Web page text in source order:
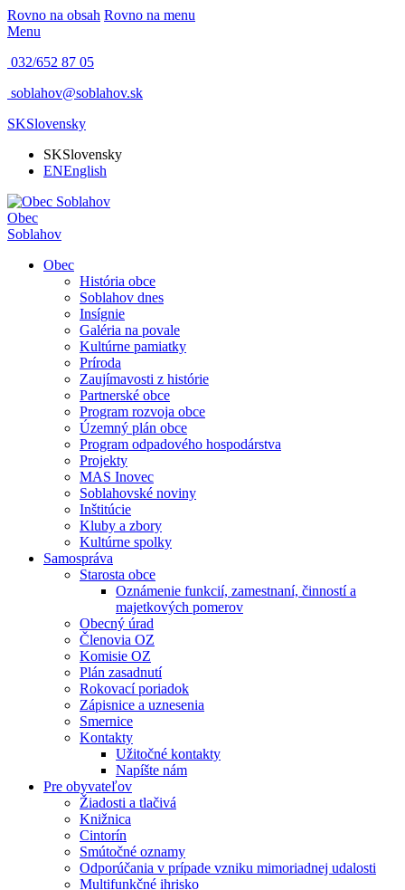
Rovno na obsah Rovno na menu
Menu
032/652 87 05
soblahov@soblahov.sk
SKSlovensky
SKSlovensky
ENEnglish
Obec
Soblahov
Obec
História obce
Soblahov dnes
Insígnie
Galéria na povale
Kultúrne pamiatky
Príroda
Zaujímavosti z histórie
Partnerské obce
Program rozvoja obce
Územný plán obce
Program odpadového hospodárstva
Projekty
MAS Inovec
Soblahovské noviny
Inštitúcie
Kluby a zbory
Kultúrne spolky
Samospráva
Starosta obce
Oznámenie funkcií, zamestnaní, činností a
majetkových pomerov
Obecný úrad
Členovia OZ
Komisie OZ
Plán zasadnutí
Rokovací poriadok
Zápisnice a uznesenia
Smernice
Kontakty
Užitočné kontakty
Napíšte nám
Pre obyvateľov
Žiadosti a tlačivá
Knižnica
Cintorín
Smútočné oznamy
Odporúčania v prípade vzniku mimoriadnej udalosti
Multifunkčné ihrisko